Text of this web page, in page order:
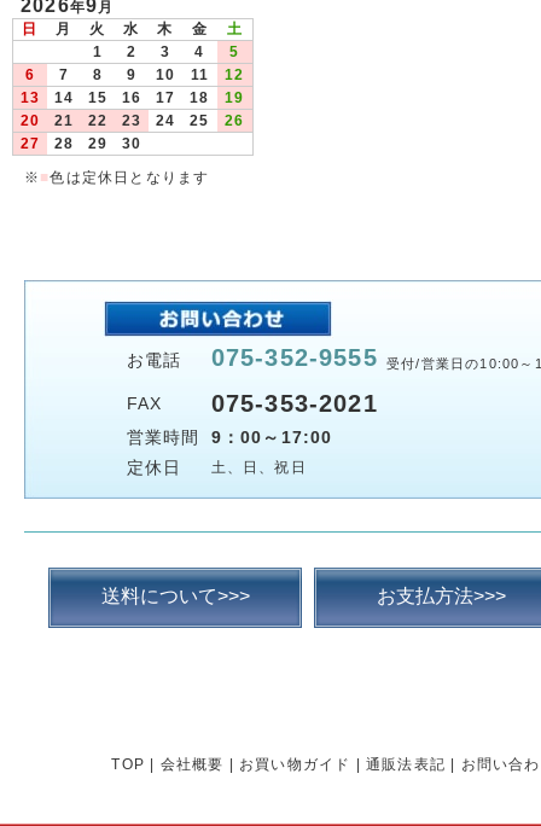
2026年9月
日
月 火 水 木 金
土
1
2 3 4
5
6
7 8 9 10 11
12
13
14 15 16 17 18
19
20
21 22 23 24 25
26
27
28 29
30
※ ■色は定休日となります
お電話 075-352-9555 受付/営業日の10:00～
FAX 075-353-2021
営業時間
9：00～17:00
定休日
土、日、祝日
送料について>>> お支払方法>>>
TOP 会社概要 お買い物ガイド 通販法表記 お問い合